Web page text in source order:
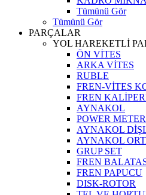
Tümünü Gör
Tümünü Gör
PARÇALAR
YOL HAREKETLİ
ÖN VİTES
ARKA VİTES
RUBLE
FREN-VİTES
FREN
AYNAKOL
POWER
AYNAKOL
AYNAKOL
GRUP SET
FREN
FREN PAPUCU
DISK-ROTOR